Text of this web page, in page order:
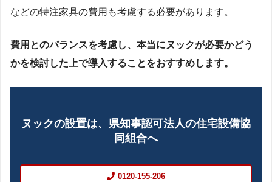
などの特注家具の費用も考慮する必要があります。
費用とのバランスを考慮し、本当にヌックが必要かどう
かを検討した上で導入することをおすすめします。
ヌックの設置は、県知事認可法人の住宅設備協
同組合へ
0120-155-206